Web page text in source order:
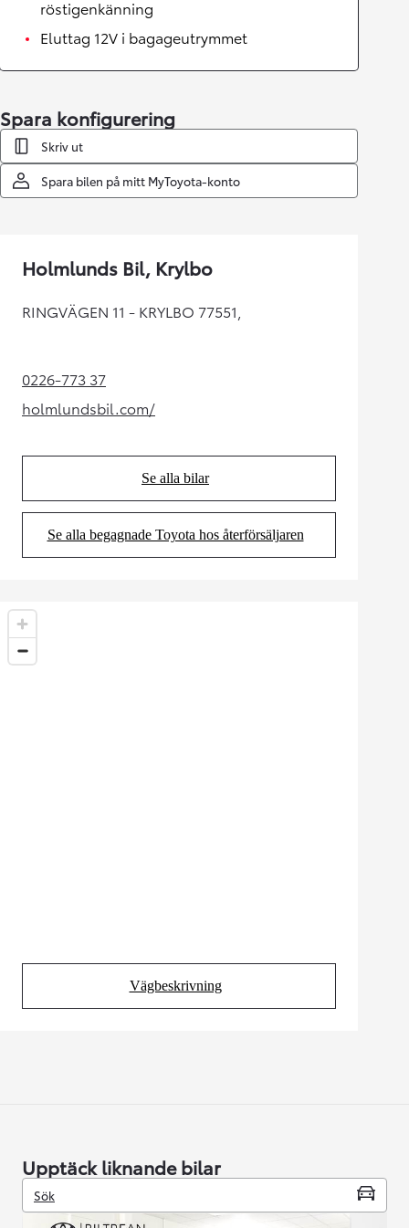
röstigenkänning
Eluttag 12V i bagageutrymmet
Spara konfigurering
Skriv ut
Spara bilen på mitt MyToyota-konto
Holmlunds Bil, Krylbo
RINGVÄGEN 11 - KRYLBO 77551,
0226-773 37(Opens in new tab)
holmlundsbil.com/
(Opens in new tab)
Se alla bilar
(Opens in new tab)
Se alla begagnade Toyota hos återförsäljaren
(Opens in new tab)
Vägbeskrivning
(Opens in new tab)
Upptäck liknande bilar
Sök